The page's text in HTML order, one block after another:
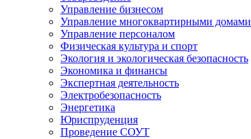
Управление бизнесом
Управление многоквартирными домами
Управление персоналом
Физическая культура и спорт
Экология и экологическая безопасность
Экономика и финансы
Экспертная деятельность
Электробезопасность
Энергетика
Юриспруденция
Проведение СОУТ